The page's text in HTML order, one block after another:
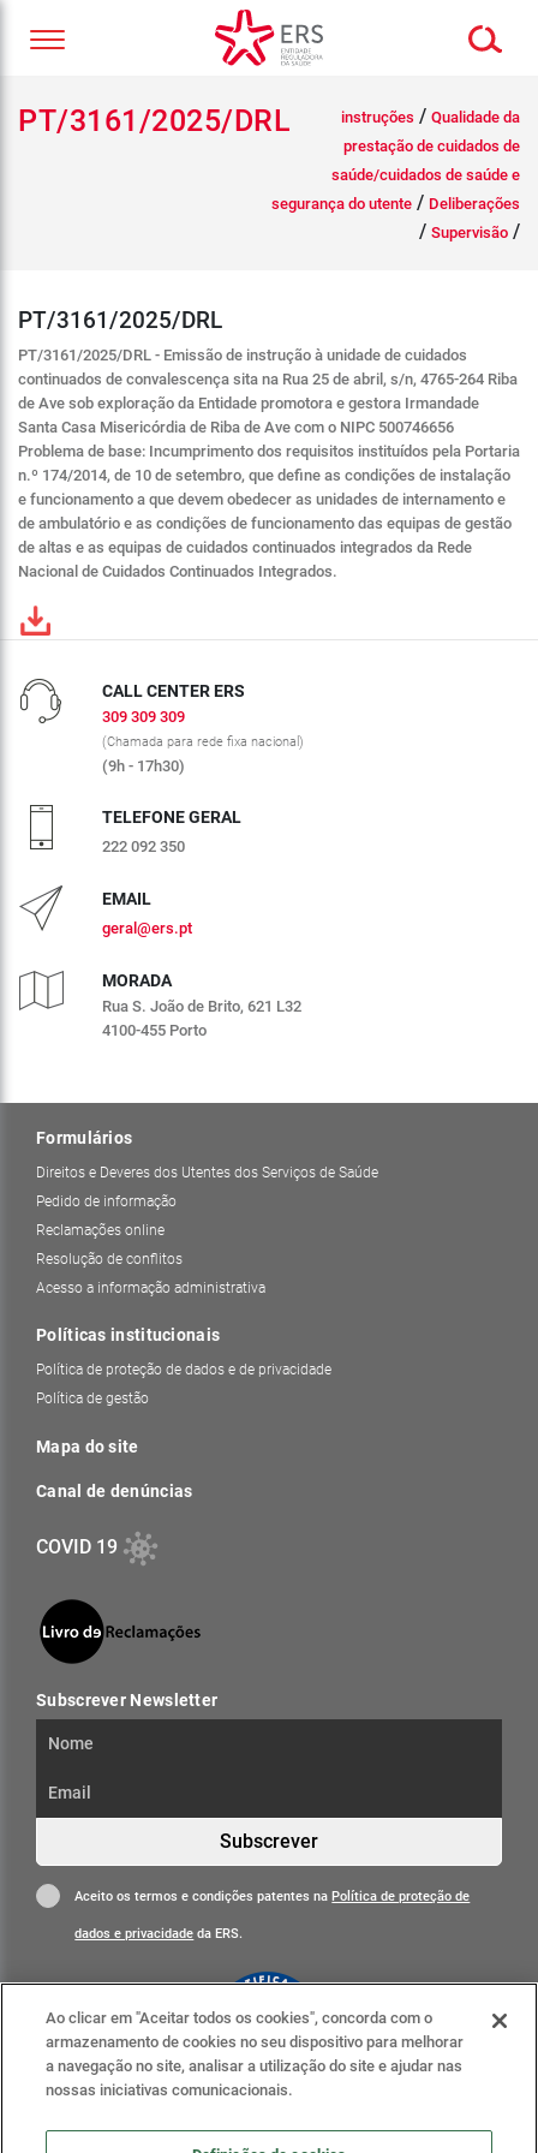
PT/3161/2025/DRL instruções / Qualidade da
prestação de cuidados de
saúde/cuidados de saúde e
segurança do utente / Deliberações
/ Supervisão /
PT/3161/2025/DRL
PT/3161/2025/DRL - Emissão de instrução à unidade de cuidados
continuados de convalescença sita na Rua 25 de abril, s/n, 4765-264 Riba
de Ave sob exploração da Entidade promotora e gestora Irmandade
Santa Casa Misericórdia de Riba de Ave com o NIPC 500746656
Problema de base: Incumprimento dos requisitos instituídos pela Portaria
n.º 174/2014, de 10 de setembro, que define as condições de instalação
e funcionamento a que devem obedecer as unidades de internamento e
de ambulatório e as condições de funcionamento das equipas de gestão
de altas e as equipas de cuidados continuados integrados da Rede
Nacional de Cuidados Continuados Integrados.
CALL CENTER ERS
309 309 309
(Chamada para rede fixa nacional)
(9h - 17h30)
TELEFONE GERAL
222 092 350
EMAIL
geral@ers.pt
MORADA
Rua S. João de Brito, 621 L32
4100-455 Porto
Formulários
Direitos e Deveres dos Utentes dos Serviços de Saúde
Pedido de informação
Reclamações online
Resolução de conflitos
Acesso a informação administrativa
Políticas institucionais
Política de proteção de dados e de privacidade
Política de gestão
Mapa do site
Canal de denúncias
COVID 19
Subscrever Newsletter
Subscrever
Aceito os termos e condições patentes naPolítica de proteção de
dados e privacidade da ERS.
Clique para mais informações
ERS nas redes sociais
Ao clicar em "Aceitar todos os cookies", concorda com o
armazenamento de cookies no seu dispositivo para melhorar
a navegação no site, analisar a utilização do site e ajudar nas
nossas iniciativas comunicacionais.